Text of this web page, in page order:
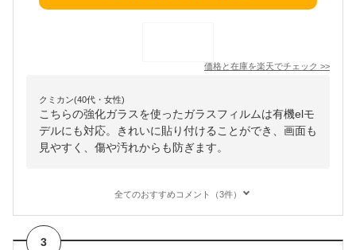
価格と在庫を楽天でチェック >>
クミカン(40代・女性)
こちらの強化ガラスを使ったガラスフィルムは有機elモ
デルにも対応。きれいに貼り付けることができ、画面も
見やすく、傷や汚れからも防ぎます。
全てのおすすめコメント（3件）
3